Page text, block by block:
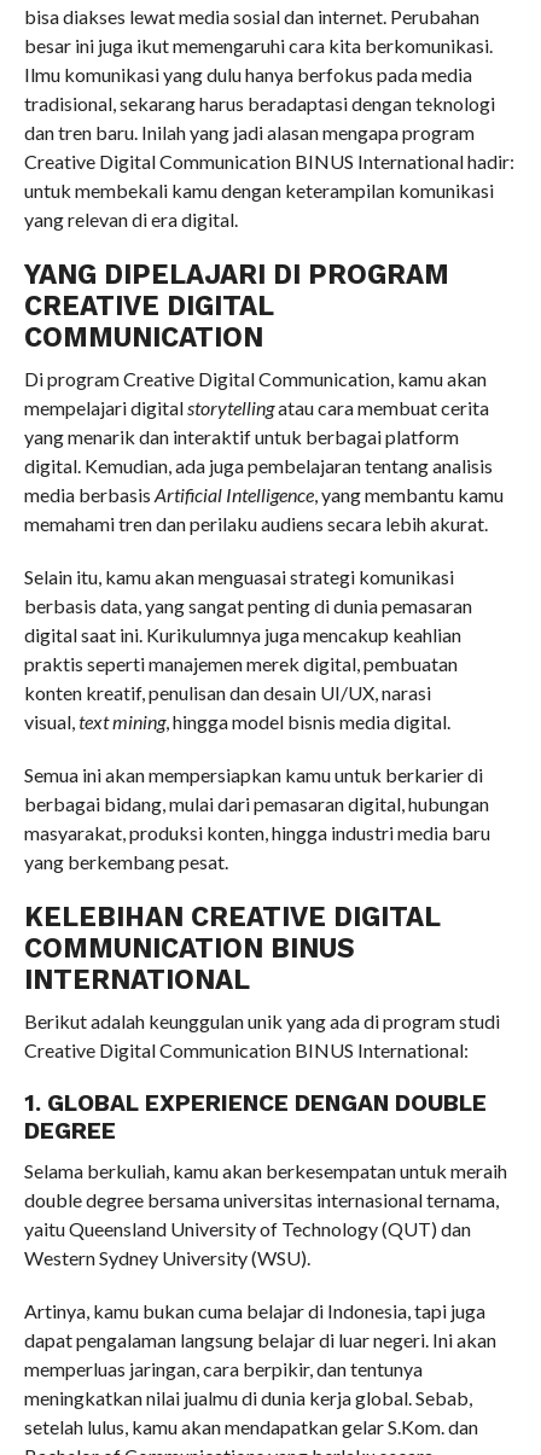
bisa diakses lewat media sosial dan internet. Perubahan
besar ini juga ikut memengaruhi cara kita berkomunikasi.
Ilmu komunikasi yang dulu hanya berfokus pada media
tradisional, sekarang harus beradaptasi dengan teknologi
dan tren baru. Inilah yang jadi alasan mengapa program
Creative Digital Communication BINUS International hadir:
untuk membekali kamu dengan keterampilan komunikasi
yang relevan di era digital.
YANG DIPELAJARI DI PROGRAM
CREATIVE DIGITAL
COMMUNICATION
Di program Creative Digital Communication, kamu akan
mempelajari digitalstorytellingatau cara membuat cerita
yang menarik dan interaktif untuk berbagai platform
digital. Kemudian, ada juga pembelajaran tentang analisis
media berbasis Artificial Intelligence, yang membantu kamu
memahami tren dan perilaku audiens secara lebih akurat.
Selain itu, kamu akan menguasai strategi komunikasi
berbasis data, yang sangat penting di dunia pemasaran
digital saat ini. Kurikulumnya juga mencakup keahlian
praktis seperti manajemen merek digital, pembuatan
konten kreatif, penulisan dan desain UI/UX, narasi
visual,text mining, hingga model bisnis media digital.
Semua ini akan mempersiapkan kamu untuk berkarier di
berbagai bidang, mulai dari pemasaran digital, hubungan
masyarakat, produksi konten, hingga industri media baru
yang berkembang pesat.
KELEBIHAN CREATIVE DIGITAL
COMMUNICATION BINUS
INTERNATIONAL
Berikut adalah keunggulan unik yang ada di program studi
Creative Digital Communication BINUS International:
1. GLOBAL EXPERIENCE DENGAN DOUBLE
DEGREE
Selama berkuliah, kamu akan berkesempatan untuk meraih
double degree bersama universitas internasional ternama,
yaitu Queensland University of Technology (QUT) dan
Western Sydney University (WSU).
Artinya, kamu bukan cuma belajar di Indonesia, tapi juga
dapat pengalaman langsung belajar di luar negeri. Ini akan
memperluas jaringan, cara berpikir, dan tentunya
meningkatkan nilai jualmu di dunia kerja global. Sebab,
setelah lulus, kamu akan mendapatkan gelar S.Kom. dan